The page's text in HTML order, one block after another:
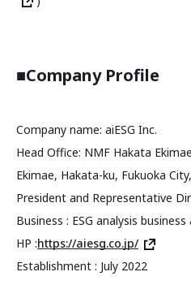
■Company Profile
Company name: aiESG Inc.
Head Office: NMF Hakata
Ekimae, Hakata-ku, Fukuoka
President and Representative
Business : ESG analysis
HP :https://aiesg.co.jp/
Establishment : July 2022